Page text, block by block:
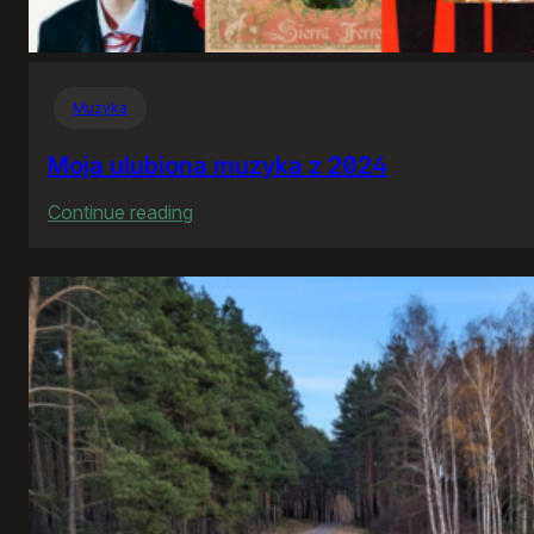
Muzyka
Moja ulubiona muzyka z 2024
Continue reading
ulubiona
muzyka
z
2024